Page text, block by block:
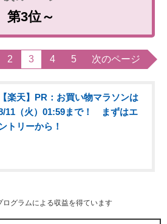
第3位～
2 3 4 5 次のページ
【楽天】PR：お買い物マラソンは
11（火）01:59まで！ まずはエ
トリーから！
グラムによる収益を得ています